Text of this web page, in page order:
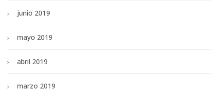
junio 2019
mayo 2019
abril 2019
marzo 2019